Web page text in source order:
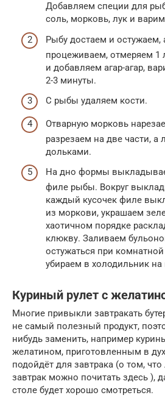
Добавляем специи для
соль, морковь, лук и
Рыбу достаем и остужаем,
процеживаем, отмеряем 1
и добавляем агар-агар,
2-3 минуты.
С рыбы удаляем кости.
Отварную морковь
разрезаем на две части,
дольками.
На дно формы
филе рыбы. Вокруг
каждый кусочек филе
из моркови, украшаем
хаотичном порядке
клюкву. Заливаем
остужаться при комнатной
убираем в холодильник на
Куриный рулет с
Многие привыкли завтракать
не самый полезный продукт,
нибудь заменить, например
желатином, приготовленным в
подойдёт для завтрака (о том,
завтрак можно почитать здесь ),
столе будет хорошо смотреться.